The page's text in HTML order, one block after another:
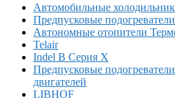
Автомобильные
Предпусковые подогреватели
Автономные отопители
Telair
Indel B Серия X
Предпусковые
двигателей
LIBHOF